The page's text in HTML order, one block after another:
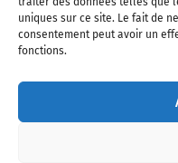
uniques sur ce site. Le fait de
consentement peut avoir un
fonctions.
l'industrie aéronautique,
civils, l'aéronautique de